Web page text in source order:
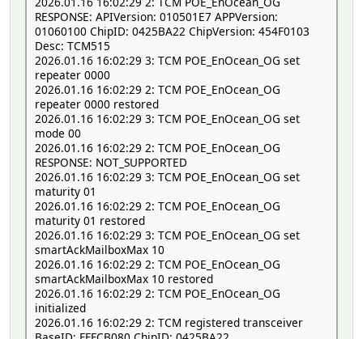
RESPONSE: APIVersion: 010501E7 APPVersion:
01060100 ChipID: 0425BA22 ChipVersion: 454F0103
Desc: TCM515
2026.01.16 16:02:29 3: TCM POE_EnOcean_OG set
repeater 0000
2026.01.16 16:02:29 2: TCM POE_EnOcean_OG
repeater 0000 restored
2026.01.16 16:02:29 3: TCM POE_EnOcean_OG set
mode 00
2026.01.16 16:02:29 2: TCM POE_EnOcean_OG
RESPONSE: NOT_SUPPORTED
2026.01.16 16:02:29 3: TCM POE_EnOcean_OG set
maturity 01
2026.01.16 16:02:29 2: TCM POE_EnOcean_OG
maturity 01 restored
2026.01.16 16:02:29 3: TCM POE_EnOcean_OG set
smartAckMailboxMax 10
2026.01.16 16:02:29 2: TCM POE_EnOcean_OG
smartAckMailboxMax 10 restored
2026.01.16 16:02:29 2: TCM POE_EnOcean_OG
initialized
2026.01.16 16:02:29 2: TCM registered transceiver